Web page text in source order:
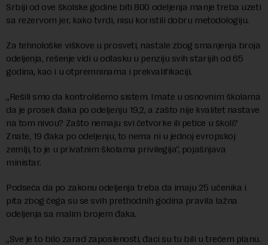
Srbiji od ove školske godine biti 800 odeljenja manje treba uzeti
sa rezervom jer, kako tvrdi, nisu koristili dobru metodologiju.
Za tehnološke viškove u prosveti, nastale zbog smanjenja broja
odeljenja, rešenje vidi u odlasku u penziju svih starijih od 65
godina, kao i u otpremninama i prekvalifikaciji.
„Rešili smo da kontrolišemo sistem. Imate u osnovnim školama
da je prosek đaka po odeljenju 19,2, a zašto nije kvalitet nastave
na tom nivou? Zašto nemaju svi četvorke ili petice u školi?
Znate, 19 đaka po odeljenju, to nema ni u jednoj evropskoj
zemlji, to je u privatnim školama privilegija“, pojašnjava
ministar.
Podseća da po zakonu odeljenja treba da imaju 25 učenika i
pita zbog čega su se svih prethodnih godina pravila lažna
odeljenja sa malim brojem đaka.
„Sve je to bilo zarad zaposlenosti, đaci su tu bili u trećem planu.